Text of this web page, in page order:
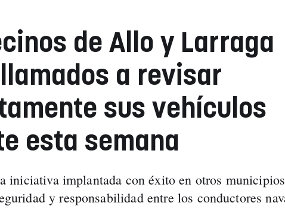
de Allo y Larraga
a revisar
sus vehículos
esta semana
iniciativa implantada con éxito en otros
y responsabilidad entre los conductores